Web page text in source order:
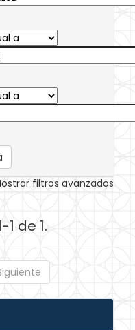
filtros avanzados
de 1.